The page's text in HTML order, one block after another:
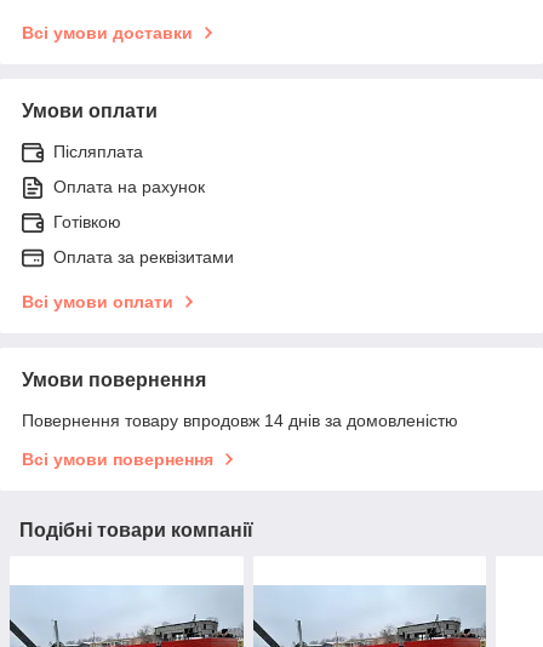
Всі умови доставки
Умови оплати
Післяплата
Оплата на рахунок
Готівкою
Оплата за реквізитами
Всі умови оплати
Умови повернення
Повернення товару впродовж 14 днів за домовленістю
Всі умови повернення
Подібні товари компанії